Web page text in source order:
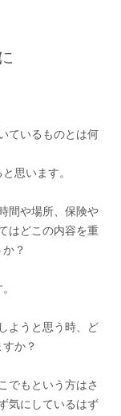
ているものとは何
思います。
間や場所、保険や
はどこの内容を重
？
ようと思う時、ど
か？
でもという方はさ
気にしているはず